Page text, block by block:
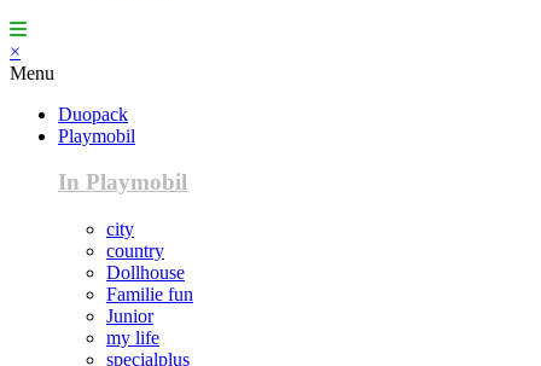
×
Menu
Duopack
Playmobil
In Playmobil
city
country
Dollhouse
Familie fun
Junior
my life
specialplus